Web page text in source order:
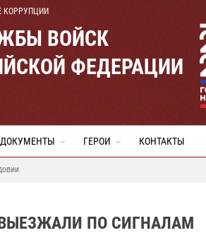
КОРРУПЦИИ
ВОЙСК
ФЕДЕРАЦИИ
ДОКУМЕНТЫ ГЕРОИ КОНТАКТЫ
ПО СИГНАЛАМ